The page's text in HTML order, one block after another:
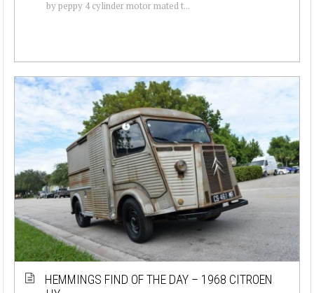
by peppy 4 cylinder motor mated t...
HEMMINGS FIND OF THE DAY – 1968 CITROEN